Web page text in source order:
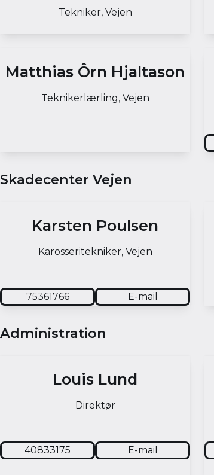
Tekniker, Vejen
Matthias Ôrn Hjaltason
Teknikerlærling, Vejen
Skadecenter Vejen
Karsten Poulsen
Karosseritekniker, Vejen
75361766 E-mail
Administration
Louis Lund
Direktør
40833175 E-mail